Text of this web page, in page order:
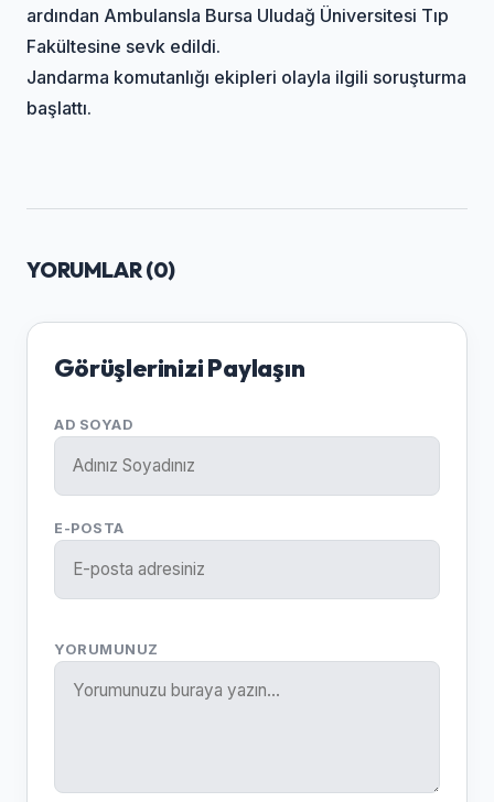
ardından Ambulansla Bursa Uludağ Üniversitesi Tıp
Fakültesine sevk edildi.
Jandarma komutanlığı ekipleri olayla ilgili soruşturma
başlattı.
YORUMLAR (0)
Görüşlerinizi Paylaşın
AD SOYAD
E-POSTA
YORUMUNUZ